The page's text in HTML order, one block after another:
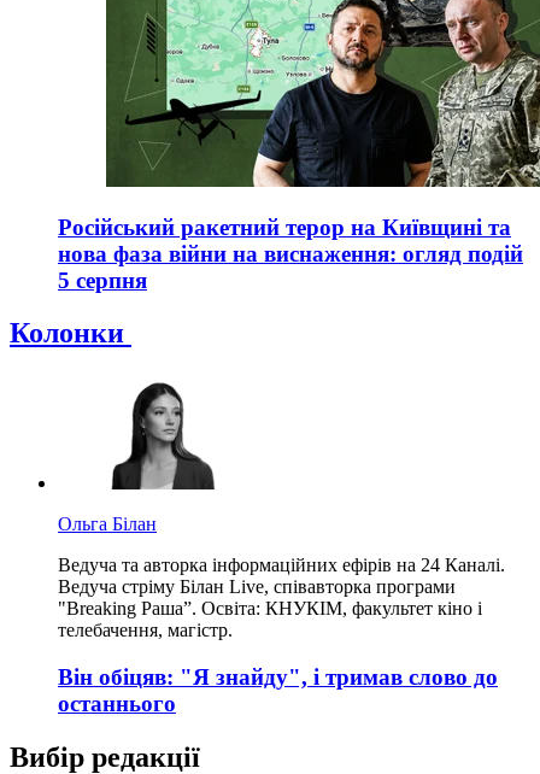
Російський ракетний терор на Київщині та
нова фаза війни на виснаження: огляд подій
5 серпня
Колонки
Ольга Білан
Ведуча та авторка інформаційних ефірів на 24 Каналі.
Ведуча стріму Білан Live, співавторка програми
"Breaking Раша”. Освіта: КНУКІМ, факультет кіно і
телебачення, магістр.
Він обіцяв: "Я знайду", і тримав слово до
останнього
Вибір редакції